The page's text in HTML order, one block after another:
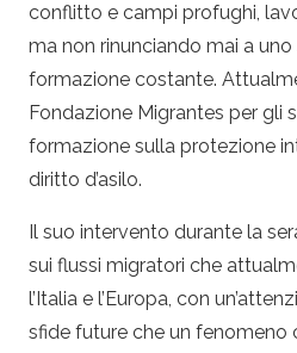
conflitto e campi profughi,
ma non rinunciando mai a
formazione costante.
Fondazione Migrantes per gli
formazione sulla protezione
diritto d’asilo.
Il suo intervento durante la
sui flussi migratori che
l’Italia e l’Europa, con
sfide future che un fenomeno